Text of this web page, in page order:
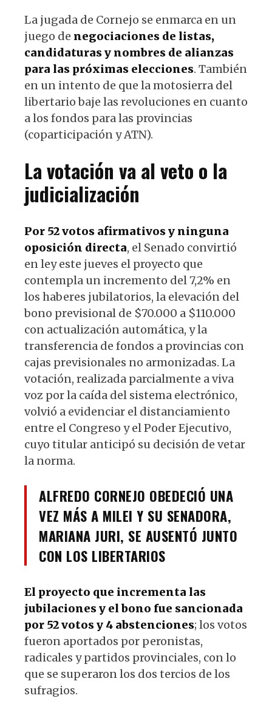
La jugada de Cornejo se enmarca en un
juego de negociaciones de listas,
candidaturas y nombres de alianzas
para las próximas elecciones. También
en un intento de que la motosierra del
libertario baje las revoluciones en cuanto
a los fondos para las provincias
(coparticipación y ATN).
La votación va al veto o la
judicialización
Por 52 votos afirmativos y ninguna
oposición directa, el Senado convirtió
en ley este jueves el proyecto que
contempla un incremento del 7,2% en
los haberes jubilatorios, la elevación del
bono previsional de $70.000 a $110.000
con actualización automática, y la
transferencia de fondos a provincias con
cajas previsionales no armonizadas. La
votación, realizada parcialmente a viva
voz por la caída del sistema electrónico,
volvió a evidenciar el distanciamiento
entre el Congreso y el Poder Ejecutivo,
cuyo titular anticipó su decisión de vetar
la norma.
ALFREDO CORNEJO OBEDECIÓ UNA
VEZ MÁS A MILEI Y SU SENADORA,
MARIANA JURI, SE AUSENTÓ JUNTO
CON LOS LIBERTARIOS
El proyecto que incrementa las
jubilaciones y el bono fue sancionada
por 52 votos y 4 abstenciones; los votos
fueron aportados por peronistas,
radicales y partidos provinciales, con lo
que se superaron los dos tercios de los
sufragios.